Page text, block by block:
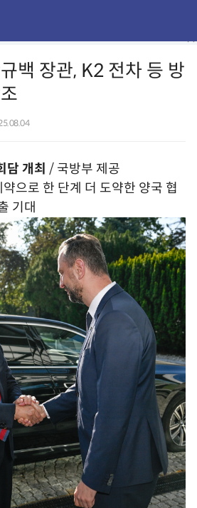
백 장관, K2 전차 등 방
담 개최 / 국방부 제공
으로 한 단계 더 도약한 양국 협
기대